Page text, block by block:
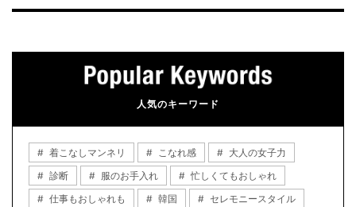
人気のキーワード
着こなしマンネリ こなれ感
大人の女子力
診断
服のお手入れ
忙しくてもおしゃれ
仕事もおしゃれも
韓国
セレモニースタイル